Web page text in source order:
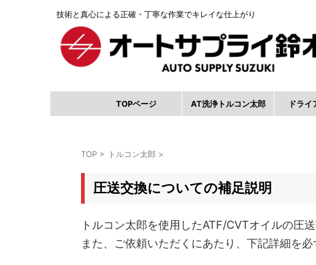
技術と真心による正確・丁寧な作業でキレイな仕上がり
TOPページ AT洗浄トルコン太郎 ドライ
TOP > トルコン太郎 >
圧送交換についての補足説明
トルコン太郎を使用したATF/CVTオイルの圧
また、ご依頼いただくにあたり、下記詳細を必